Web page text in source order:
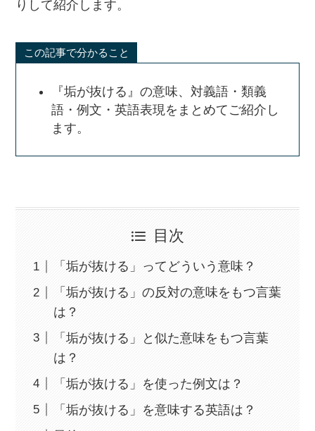
りして紹介します。
この記事で分かること
『垢が抜ける』の意味、対義語・類義
語・例文・英語表現をまとめてご紹介し
ます。
目次
「垢が抜ける」ってどういう意味？
「垢が抜ける」の反対の意味をもつ言葉
は？
「垢が抜ける」と似た意味をもつ言葉
は？
「垢が抜ける」を使った例文は？
「垢が抜ける」を意味する英語は？